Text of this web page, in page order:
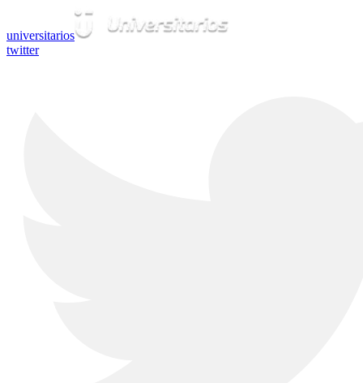
universitarios
twitter